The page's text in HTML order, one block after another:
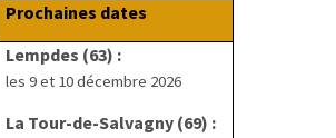
Prochaines dates
Lempdes (63) :
les 9 et 10 décembre 2026
La Tour-de-Salvagny (69) :